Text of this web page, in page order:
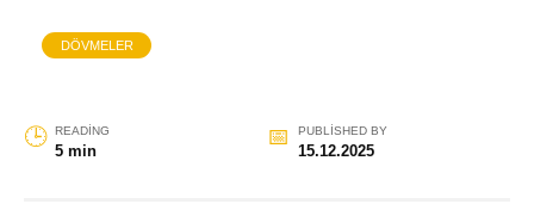
DÖVMELER
READING
5 min
PUBLISHED BY
15.12.2025